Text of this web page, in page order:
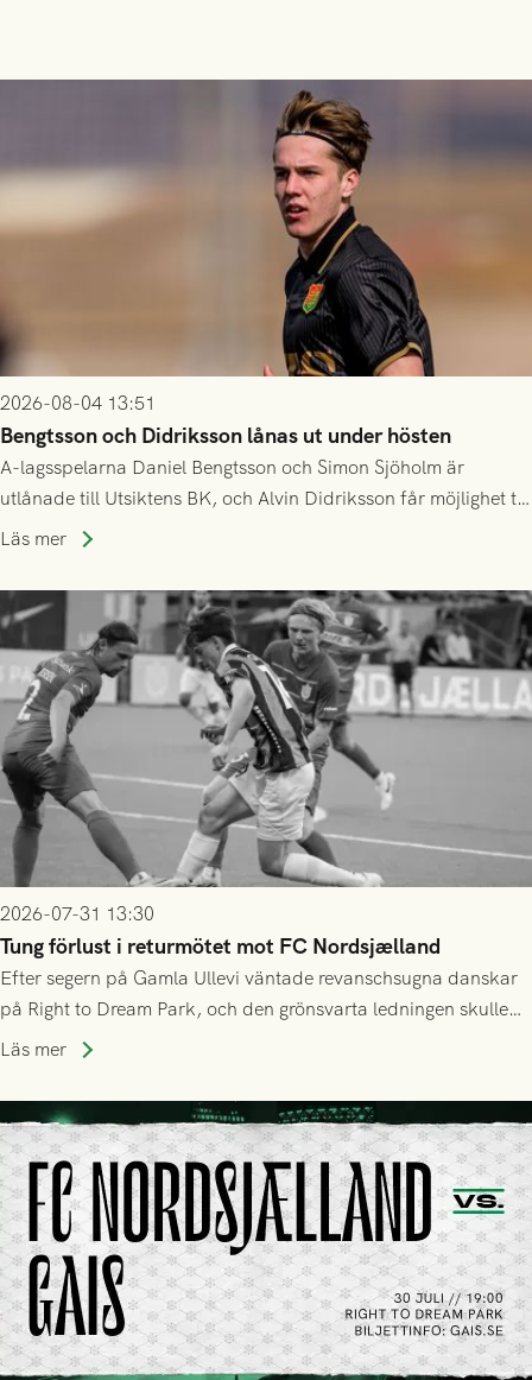
2026-08-04 13:51
Bengtsson och Didriksson lånas ut under hösten
A-lagsspelarna Daniel Bengtsson och Simon Sjöholm är
utlånade till Utsiktens BK, och Alvin Didriksson får möjlighet till
speltid i Hestrafors genom föreningssamarbete.
Läs mer
2026-07-31 13:30
Tung förlust i returmötet mot FC Nordsjælland
Efter segern på Gamla Ullevi väntade revanschsugna danskar
på Right to Dream Park, och den grönsvarta ledningen skulle
upphöra efter mindre än kvarten spelad. På lika mark visade
tennissiffror och det grönsvarta europaäventyret tog slut.
Läs mer